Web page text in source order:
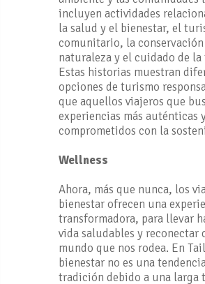
incluyen actividades
la salud y el bienestar, el
comunitario, la
naturaleza y el cuidado de la
Estas historias muestran
opciones de turismo
que aquellos viajeros que
experiencias más auténticas
comprometidos con la
Wellness
Ahora, más que nunca, los
bienestar ofrecen una
transformadora, para llevar
vida saludables y reconectar
mundo que nos rodea. En
bienestar no es una
tradición debido a una larga